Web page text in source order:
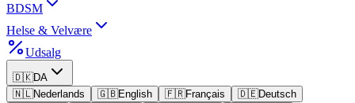
BDSM
Helse & Velvære
Udsalg
🇩🇰DA
🇳🇱Nederlands 🇬🇧English 🇫🇷Français 🇩🇪Deutsch